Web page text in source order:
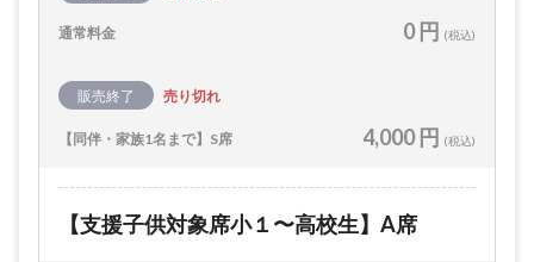
通常料金 0 円 (税込)
販売終了 売り切れ
【同伴・家族1名まで】S席 4,000 円 (税込)
【支援子供対象席小１〜高校生】A席